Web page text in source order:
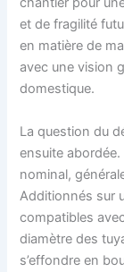
et de fragilité
en matière de
avec une vision
domestique.
La question du
ensuite
nominal,
Additionnés sur
compatibles
diamètre des
s’effondre en